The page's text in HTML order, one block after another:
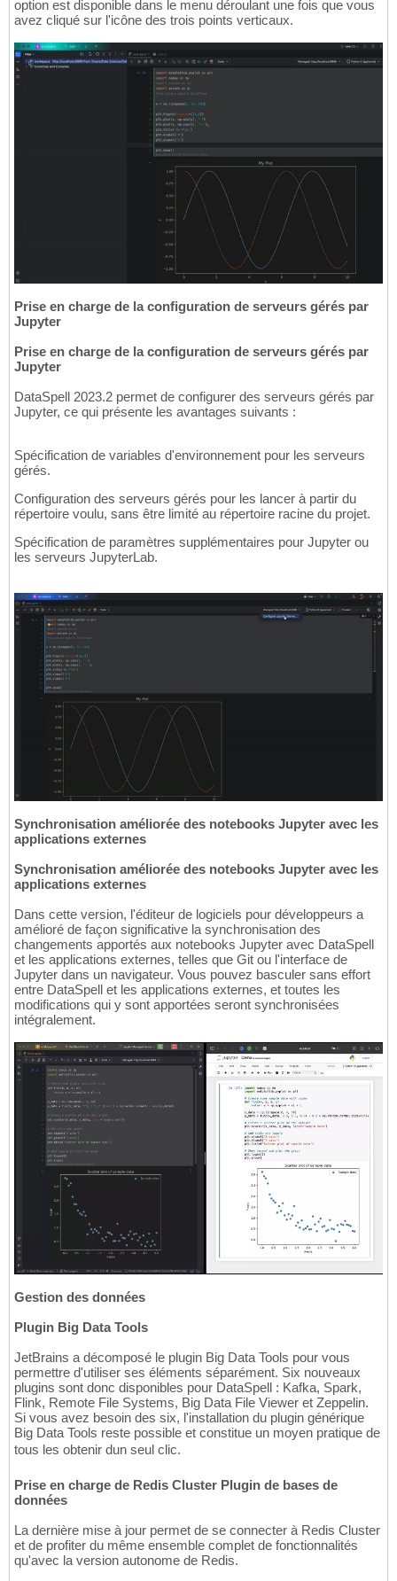
option est disponible dans le menu déroulant une fois que vous
avez cliqué sur l'icône des trois points verticaux.
Prise en charge de la configuration de serveurs gérés par
Jupyter
Prise en charge de la configuration de serveurs gérés par
Jupyter
DataSpell 2023.2 permet de configurer des serveurs gérés par
Jupyter, ce qui présente les avantages suivants :
Spécification de variables d'environnement pour les serveurs
gérés.
Configuration des serveurs gérés pour les lancer à partir du
répertoire voulu, sans être limité au répertoire racine du projet.
Spécification de paramètres supplémentaires pour Jupyter ou
les serveurs JupyterLab.
Synchronisation améliorée des notebooks Jupyter avec les
applications externes
Synchronisation améliorée des notebooks Jupyter avec les
applications externes
Dans cette version, l'éditeur de logiciels pour développeurs a
amélioré de façon significative la synchronisation des
changements apportés aux notebooks Jupyter avec DataSpell
et les applications externes, telles que Git ou l'interface de
Jupyter dans un navigateur. Vous pouvez basculer sans effort
entre DataSpell et les applications externes, et toutes les
modifications qui y sont apportées seront synchronisées
intégralement.
Gestion des données
Plugin Big Data Tools
JetBrains a décomposé le plugin Big Data Tools pour vous
permettre d'utiliser ses éléments séparément. Six nouveaux
plugins sont donc disponibles pour DataSpell : Kafka, Spark,
Flink, Remote File Systems, Big Data File Viewer et Zeppelin.
Si vous avez besoin des six, l'installation du plugin générique
Big Data Tools reste possible et constitue un moyen pratique de
tous les obtenir dun seul clic.
Prise en charge de Redis Cluster Plugin de bases de
données
La dernière mise à jour permet de se connecter à Redis Cluster
et de profiter du même ensemble complet de fonctionnalités
qu'avec la version autonome de Redis.